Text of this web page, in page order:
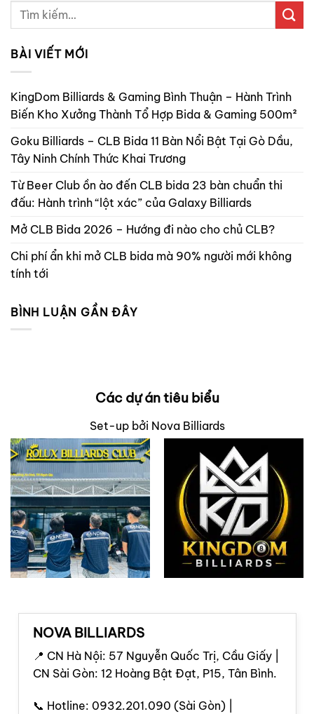
BÀI VIẾT MỚI
KingDom Billiards & Gaming Bình Thuận – Hành Trình
Biến Kho Xưởng Thành Tổ Hợp Bida & Gaming 500m²
Goku Billiards – CLB Bida 11 Bàn Nổi Bật Tại Gò Dầu,
Tây Ninh Chính Thức Khai Trương
Từ Beer Club ồn ào đến CLB bida 23 bàn chuẩn thi
đấu: Hành trình “lột xác” của Galaxy Billiards
Mở CLB Bida 2026 – Hướng đi nào cho chủ CLB?
Chi phí ẩn khi mở CLB bida mà 90% người mới không
tính tới
BÌNH LUẬN GẦN ĐÂY
Các dự án tiêu biểu
Set-up bởi Nova Billiards
NOVA BILLIARDS
📍 CN Hà Nội: 57 Nguyễn Quốc Trị, Cầu Giấy |
CN Sài Gòn: 12 Hoàng Bật Đạt, P15, Tân Bình.
📞 Hotline: 0932.201.090 (Sài Gòn) |